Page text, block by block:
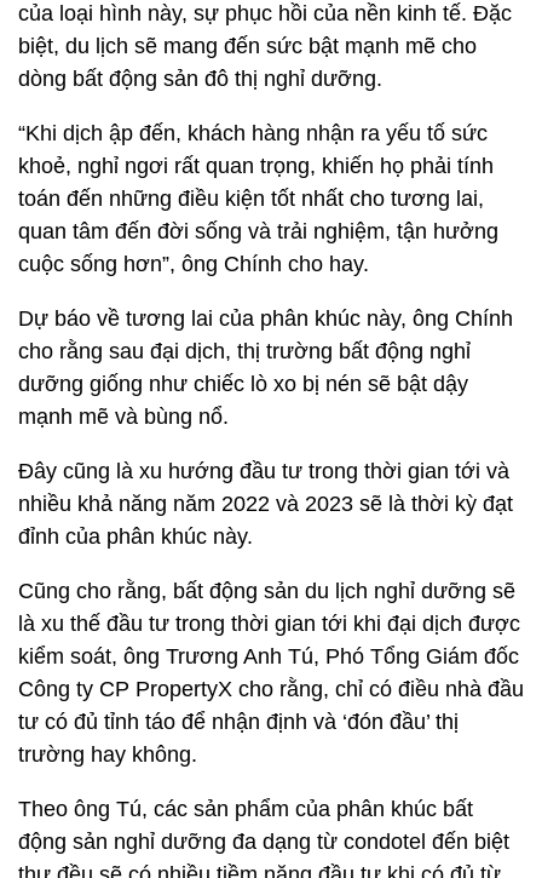
của loại hình này, sự phục hồi của nền kinh tế. Đặc
biệt, du lịch sẽ mang đến sức bật mạnh mẽ cho
dòng bất động sản đô thị nghỉ dưỡng.
“Khi dịch ập đến, khách hàng nhận ra yếu tố sức
khoẻ, nghỉ ngơi rất quan trọng, khiến họ phải tính
toán đến những điều kiện tốt nhất cho tương lai,
quan tâm đến đời sống và trải nghiệm, tận hưởng
cuộc sống hơn”, ông Chính cho hay.
Dự báo về tương lai của phân khúc này, ông Chính
cho rằng sau đại dịch, thị trường bất động nghỉ
dưỡng giống như chiếc lò xo bị nén sẽ bật dậy
mạnh mẽ và bùng nổ.
Đây cũng là xu hướng đầu tư trong thời gian tới và
nhiều khả năng năm 2022 và 2023 sẽ là thời kỳ đạt
đỉnh của phân khúc này.
Cũng cho rằng, bất động sản du lịch nghỉ dưỡng sẽ
là xu thế đầu tư trong thời gian tới khi đại dịch được
kiểm soát, ông Trương Anh Tú, Phó Tổng Giám đốc
Công ty CP PropertyX cho rằng, chỉ có điều nhà đầu
tư có đủ tỉnh táo để nhận định và ‘đón đầu’ thị
trường hay không.
Theo ông Tú, các sản phẩm của phân khúc bất
động sản nghỉ dưỡng đa dạng từ condotel đến biệt